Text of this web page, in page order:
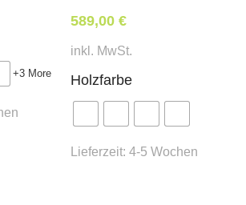
Weißpolsterung / beigestellten
+3 More
589,00 €
inkl. MwSt.
Holzfarbe
Lieferzeit: 4-5 Wochen